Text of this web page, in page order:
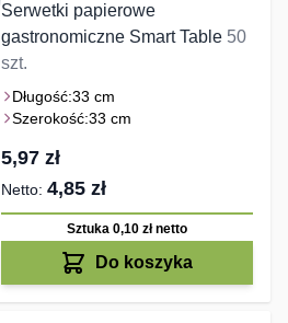
Serwetki papierowe
gastronomiczne Smart Table 50
szt.
Długość:33 cm
Szerokość:33 cm
5,97 zł
4,85 zł
Sztuka 0,10 złnetto
Do koszyka